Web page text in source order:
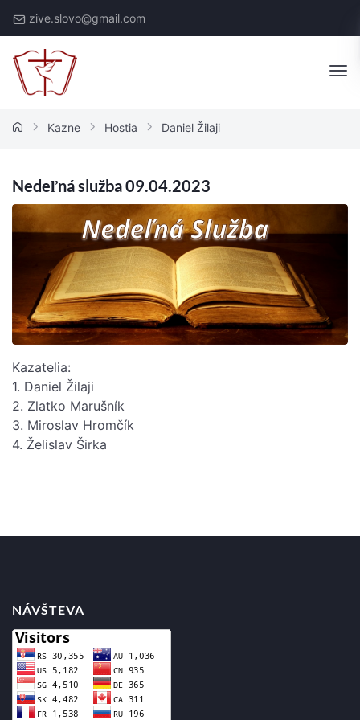
content
zive.slovo@gmail.com
Živé
Slovo
Kazne Hostia Daniel Žilaji
Nedeľná služba 09.04.2023
Kazatelia:
1. Daniel Žilaji
2. Zlatko Marušník
3. Miroslav Hromčík
4. Želislav Širka
navigation
NÁVŠTEVA